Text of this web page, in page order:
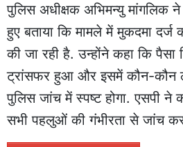
पुलिस अधीक्षक अभिमन्यु मांगलिक
हुए बताया कि मामले में मुकदमा
की जा रही है. उन्होंने कहा कि पैसा
ट्रांसफर हुआ और इसमें कौन-कौन
पुलिस जांच में स्पष्ट होगा. एसपी
सभी पहलुओं की गंभीरता से जांच